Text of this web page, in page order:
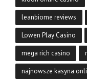
leanbiome reviews
Lowen Play Casino
mega rich casino
najnowsze kasyna